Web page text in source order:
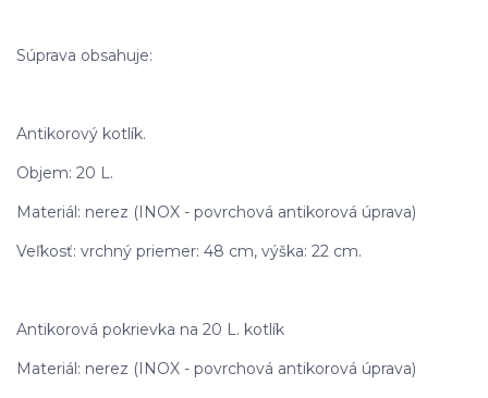
Súprava obsahuje:
Antikorový kotlík.
Objem: 20 L.
Materiál: nerez (INOX - povrchová antikorová úprava)
Veľkosť: vrchný priemer: 48 cm, výška: 22 cm.
Antikorová pokrievka na 20 L. kotlík
Materiál: nerez (INOX - povrchová antikorová úprava)